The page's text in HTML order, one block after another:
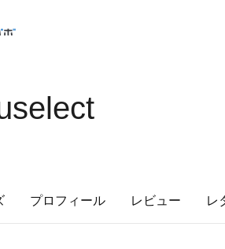
プロフィール レビュー レ